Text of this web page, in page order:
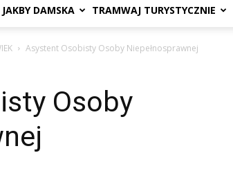
DAMSKA TRAMWAJ TURYSTYCZNIE
Asystent Osobisty Osoby Niepełnosprawnej
Osoby